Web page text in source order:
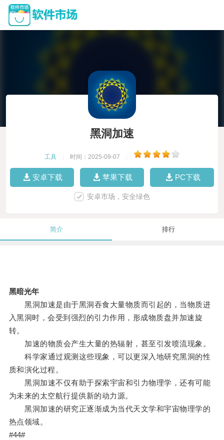
黑洞加速
工具 时间：2025-09-07
安卓下载 苹果下载 PC下载
安卓市场，安全绿色
简介 排行
黑暗光年
黑洞加速是由于黑洞吞食大量物质而引起的，当物质进
入黑洞时，会受到强烈的引力作用，形成物质盘并加速旋
转。
加速的物质会产生大量的热辐射，甚至引发喷流现象。
科学家通过观测这些现象，可以更深入地研究黑洞的性
质和演化过程。
黑洞加速不仅有助于探索宇宙和引力物理学，还有可能
为未来的太空航行提供新的动力源。
黑洞加速的研究正逐渐成为当代天文学和宇宙物理学的
热点领域。
#44#